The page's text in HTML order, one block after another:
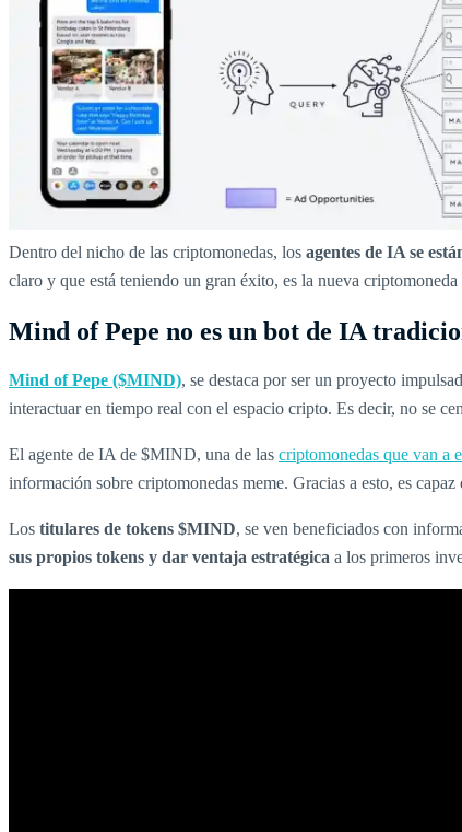
Dentro del nicho de las criptomonedas, los agentes de IA se
claro y que está teniendo un gran éxito, es la nueva criptomoneda
Mind of Pepe no es un bot de IA
Mind of Pepe ($MIND), se destaca por ser un proyecto
interactuar en tiempo real con el espacio cripto. Es decir, no se
El agente de IA de $MIND, una de las criptomonedas que van a
información sobre criptomonedas meme. Gracias a esto, es capaz
Los titulares de tokens $MIND, se ven beneficiados con
sus propios tokens y dar ventaja estratégica a los primeros